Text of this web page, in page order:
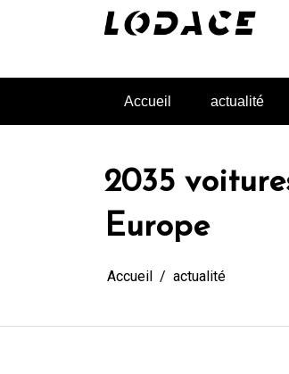
Accueil actualité
2035
Europe
Accueil actualité